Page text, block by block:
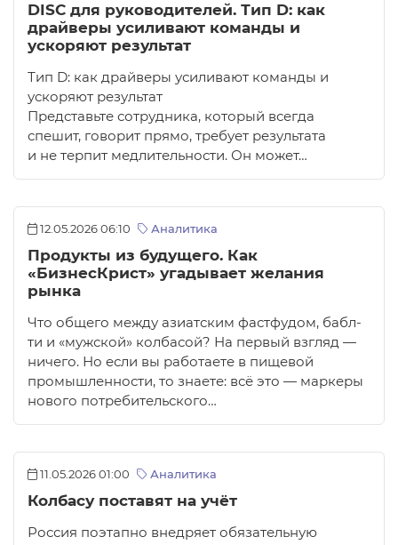
DISC для руководителей. Тип D: как
драйверы усиливают команды и
ускоряют результат
Тип D: как драйверы усиливают команды и
ускоряют результат
Представьте сотрудника, который всегда
спешит, говорит прямо, требует результата
и не терпит медлительности. Он может…
12.05.2026 06:10 Аналитика
Продукты из будущего. Как
«БизнесКрист» угадывает желания
рынка
Что общего между азиатским фастфудом, бабл-
ти и «мужской» колбасой? На первый взгляд —
ничего. Но если вы работаете в пищевой
промышленности, то знаете: всё это — маркеры
нового потребительского…
11.05.2026 01:00 Аналитика
Колбасу поставят на учёт
Россия поэтапно внедряет обязательную